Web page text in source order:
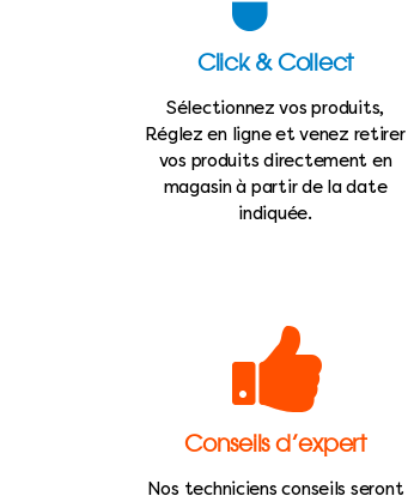
Click & Collect
Sélectionnez vos produits,
Réglez en ligne et venez retirer
vos produits directement en
magasin à partir de la date
indiquée.
Conseils d’expert
Nos techniciens conseils seront